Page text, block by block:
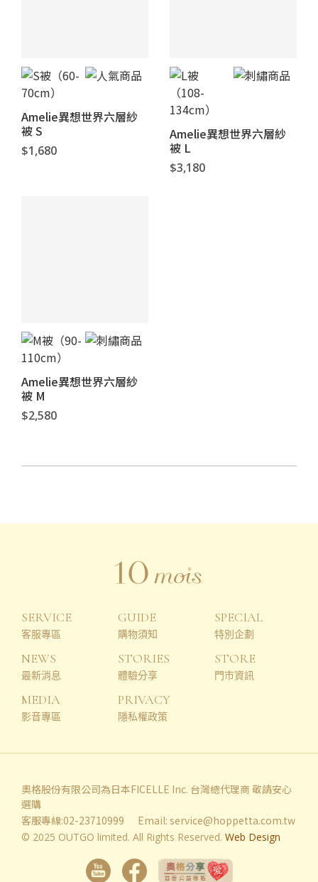
Amelie異想世界六層紗
被 S
$1,680
Amelie異想世界六層紗
被 L
$3,180
Amelie異想世界六層紗
被 M
$2,580
SERVICE
客服專區
GUIDE
購物須知
SPECIAL
特別企劃
NEWS
最新消息
STORIES
體驗分享
STORE
門市資訊
MEDIA
影音專區
PRIVACY
隱私權政策
奧格股份有限公司為日本FICELLE Inc. 台灣總代理商 敬請安心
選購
客服專線:02-23710999
Email: service@hoppetta.com.tw
© 2025 OUTGO limited. All Rights Reserved. Web Design